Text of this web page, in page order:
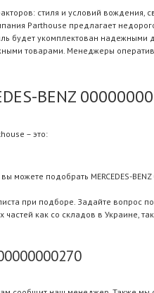
стиля и условий
Parthouse предлагает
будет укомплектован надежными
товарами. Менеджеры
BENZ
– это:
можете подобрать MERCEDES-
при подборе. Задайте вопрос
частей как со складов в Украине,